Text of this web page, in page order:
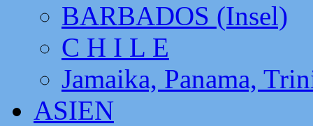
BARBADOS (Insel)
C H I L E
Jamaika, Panama,
ASIEN